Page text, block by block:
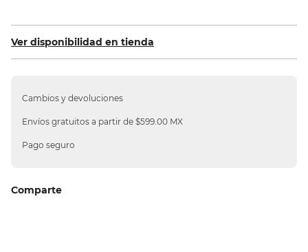
Ver disponibilidad en tienda
Cambios y devoluciones
Envíos gratuitos a partir de $599.00 MX
Pago seguro
Comparte
9.
carpetas